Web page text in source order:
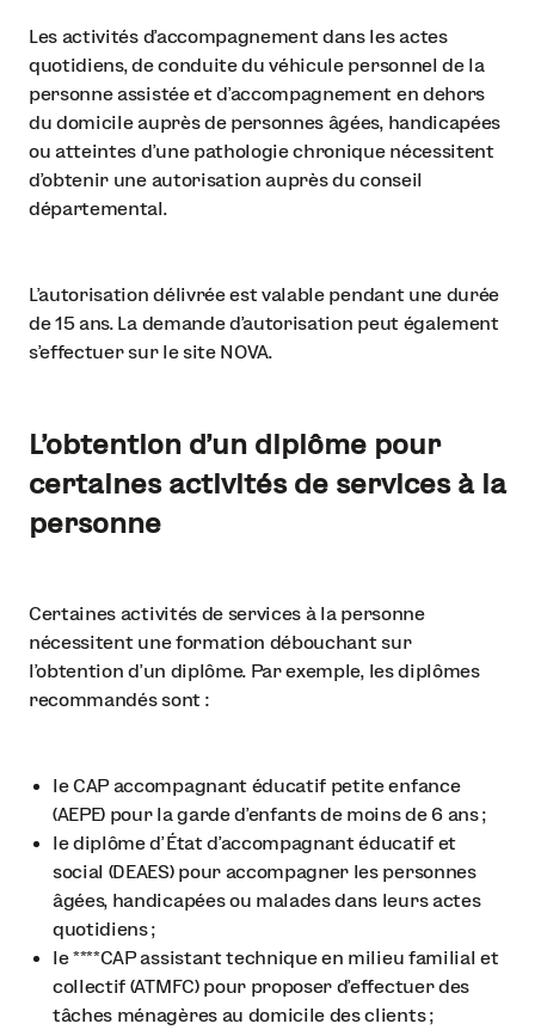
Les activités d’accompagnement dans les actes
quotidiens, de conduite du véhicule personnel de la
personne assistée et d’accompagnement en dehors
du domicile auprès de personnes âgées, handicapées
ou atteintes d’une pathologie chronique nécessitent
d’obtenir une autorisation auprès du conseil
départemental.
L’autorisation délivrée est valable pendant une durée
de 15 ans. La demande d’autorisation peut également
s’effectuer sur le site NOVA.
L’obtention d’un diplôme pour
certaines activités de services à la
personne
Certaines activités de services à la personne
nécessitent une formation débouchant sur
l’obtention d’un diplôme. Par exemple, les diplômes
recommandés sont :
le CAP accompagnant éducatif petite enfance
(AEPE) pour la garde d’enfants de moins de 6 ans ;
le diplôme d'État d’accompagnant éducatif et
social (DEAES) pour accompagner les personnes
âgées, handicapées ou malades dans leurs actes
quotidiens ;
le ****CAP assistant technique en milieu familial et
collectif (ATMFC) pour proposer d’effectuer des
tâches ménagères au domicile des clients ;